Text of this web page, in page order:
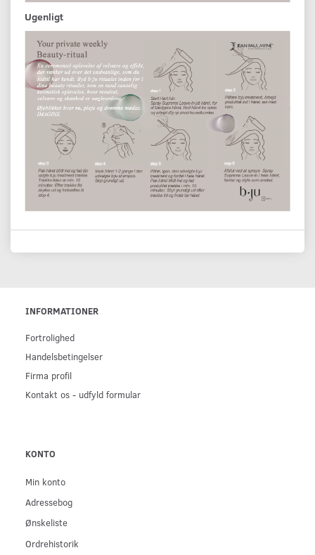
Ugenligt
INFORMATIONER
Fortrolighed
Handelsbetingelser
Firma profil
Kontakt os - udfyld formular
KONTO
Min konto
Adressebog
Ønskeliste
Ordrehistorik